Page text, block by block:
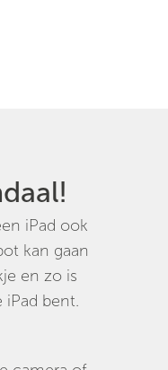
iPad ook
kan gaan
en zo is
bent.